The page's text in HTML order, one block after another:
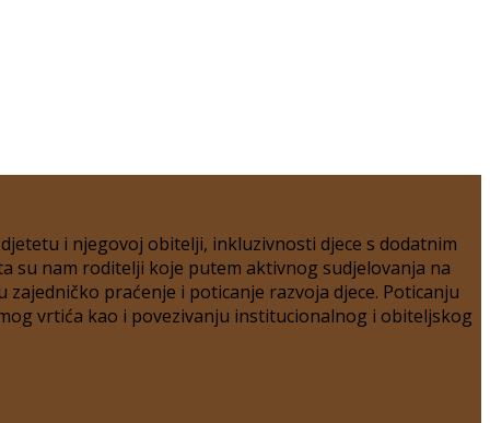
i njegovoj obitelji, inkluzivnosti djece s dodatnim
su nam roditelji koje putem aktivnog sudjelovanja na
praćenje i poticanje razvoja djece. Poticanju
vrtića kao i povezivanju institucionalnog i obiteljskog